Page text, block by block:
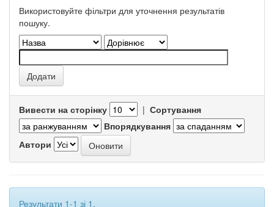
Використовуйте фільтри для уточнення результатів
пошуку.
Вивести на сторінку | Сортування
Впорядкування
Автори
Результати 1-1 зі 1.